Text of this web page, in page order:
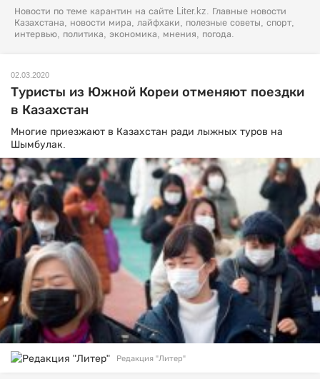
Новости по теме карантин на сайте Liter.kz. Главные новости
Казахстана, новости мира, лайфхаки, полезные советы, спорт,
интервью, политика, экономика, мнения, погода.
02.03.2020
Туристы из Южной Кореи отменяют поездки
в Казахстан
Многие приезжают в Казахстан ради лыжных туров на
Шымбулак.
Редакция "Литер"